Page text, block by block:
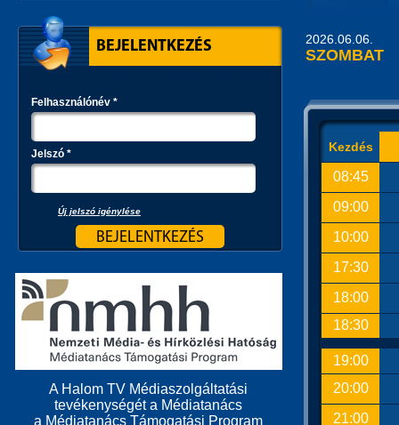
2026.06.06.
SZOMBAT
Kezdés
08:45
09:00
10:00
17:30
18:00
18:30
19:00
20:00
21:00
BEJELENTKEZÉS
Felhasználónév *
Jelszó *
Új jelszó igénylése
A Halom TV Médiaszolgáltatási
tevékenységét a Médiatanács
a Médiatanács Támogatási Program